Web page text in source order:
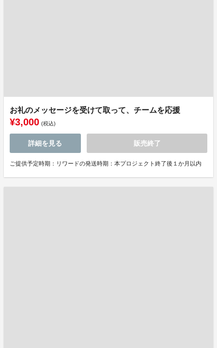
お礼のメッセージを受けて取って、チームを応援
¥3,000 (税込)
詳細を見る 販売終了
ご提供予定時期：リワードの発送時期：本プロジェクト終了後１か月以内